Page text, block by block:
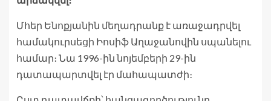
Մհեր Ենոքյանին մեղադրանք է առաջադրվել
համակուրսեցի Իոսիֆ Աղաջանովին սպանելու
համար։ Նա 1996-ին նոյեմբերի 29-ին
դատապարտվել էր մահապատժի։